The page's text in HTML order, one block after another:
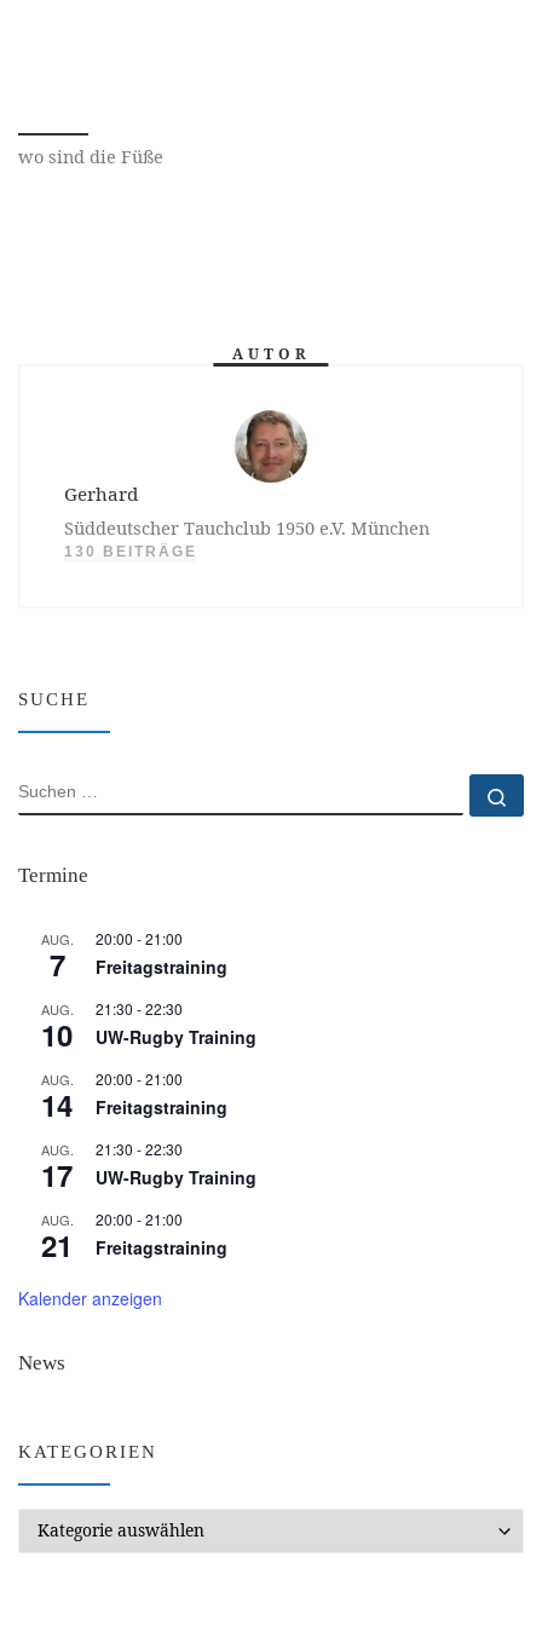
wo sind die Füße
AUTOR
Gerhard
Süddeutscher Tauchclub 1950 e.V. München
130 BEITRÄGE
SUCHE
SUCHE
Termine
AUG.
7
20:00 -21:00
Freitagstraining
AUG.
10
21:30 -22:30
UW-Rugby Training
AUG.
14
20:00 -21:00
Freitagstraining
AUG.
17
21:30 -22:30
UW-Rugby Training
AUG.
21
20:00 -21:00
Freitagstraining
Kalender anzeigen
News
KATEGORIEN